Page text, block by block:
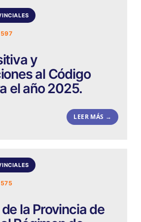
y
al Código
el año 2025.
LEER MÁS →
la Provincia de